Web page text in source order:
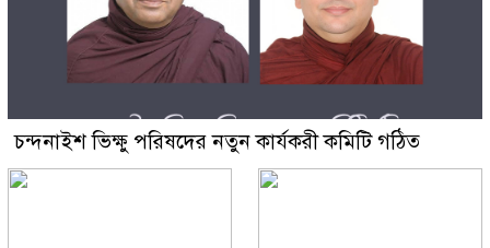
চন্দনাইশ ভিক্ষু পরিষদের নতুন কার্যকরী কমিটি গঠিত